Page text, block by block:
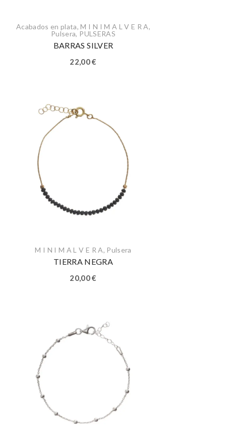
Acabados en plata,M I N I M A L V E R A,
Pulsera, PULSERAS
BARRAS SILVER
22,00€
M I N I M A L V E R A, Pulsera
TIERRA NEGRA
20,00€